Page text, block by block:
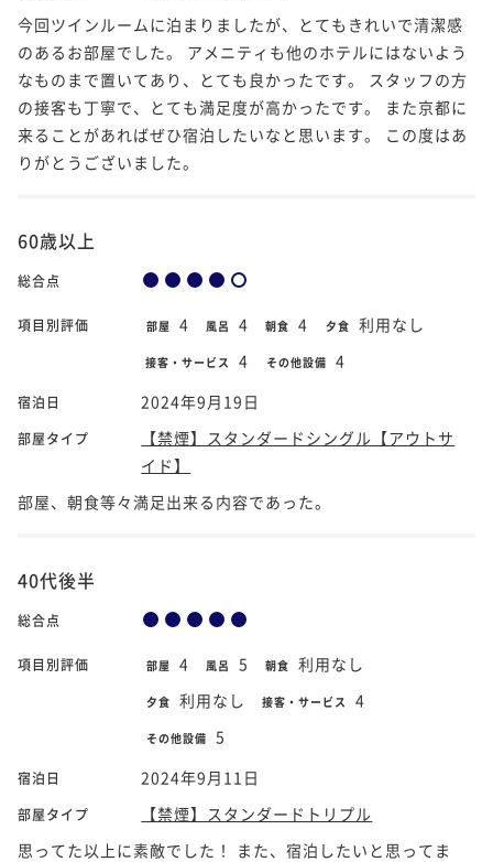
今回ツインルームに泊まりましたが、とてもきれいで清潔感
のあるお部屋でした。 アメニティも他のホテルにはないよう
なものまで置いてあり、とても良かったです。 スタッフの方
の接客も丁寧で、とても満足度が高かったです。 また京都に
来ることがあればぜひ宿泊したいなと思います。 この度はあ
りがとうございました。
60歳以上
総合点
項目別評価 部屋 4 風呂 4 朝食 4 夕食 利用なし
接客・サービス 4 その他設備 4
宿泊日 2024年9月19日
部屋タイプ
【禁煙】スタンダードシングル【アウトサ
イド】
部屋、朝食等々満足出来る内容であった。
40代後半
総合点
項目別評価 部屋 4 風呂 5 朝食 利用なし
夕食 利用なし 接客・サービス 4
その他設備 5
宿泊日 2024年9月11日
部屋タイプ
【禁煙】スタンダードトリプル
思ってた以上に素敵でした！ また、宿泊したいと思ってま